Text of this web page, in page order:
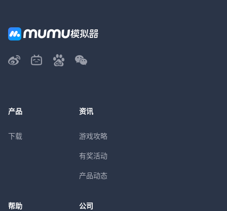
产品
下载
资讯
游戏攻略
有奖活动
产品动态
帮助 公司